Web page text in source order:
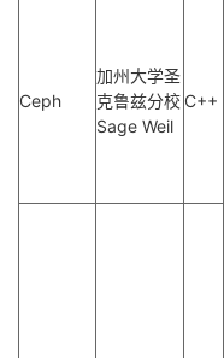
Ceph
加州大学圣
克鲁兹分校
Sage Weil
C++